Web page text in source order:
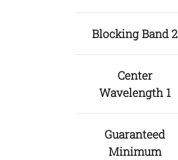
Blocking Band 2
Center
Wavelength 1
Guaranteed
Minimum